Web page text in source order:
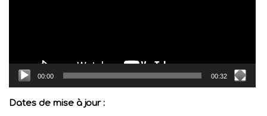
00:00 00:32
Dates de mise à jour :